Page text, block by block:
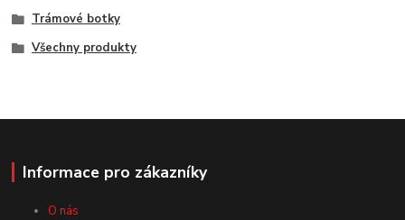
Trámové botky
Všechny produkty
Informace pro zákazníky
O nás